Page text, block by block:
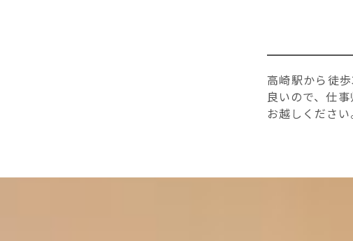
高崎駅から徒
良いので、仕
お越しください